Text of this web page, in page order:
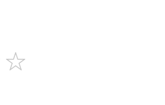
4
stars